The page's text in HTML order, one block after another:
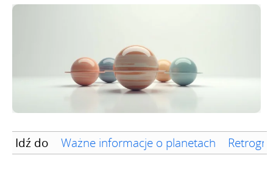
Idź do Ważne informacje o planetach